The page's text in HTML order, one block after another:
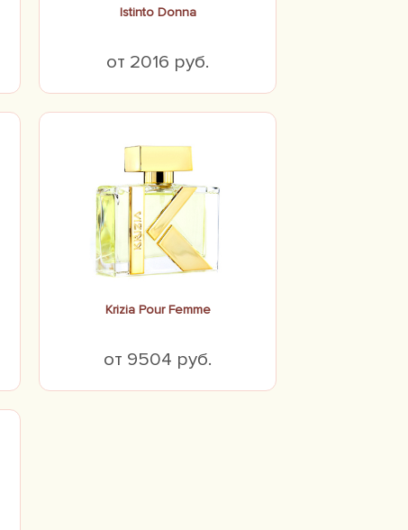
Istinto Donna
от 2016 руб.
Krizia Pour Femme
от 9504 руб.